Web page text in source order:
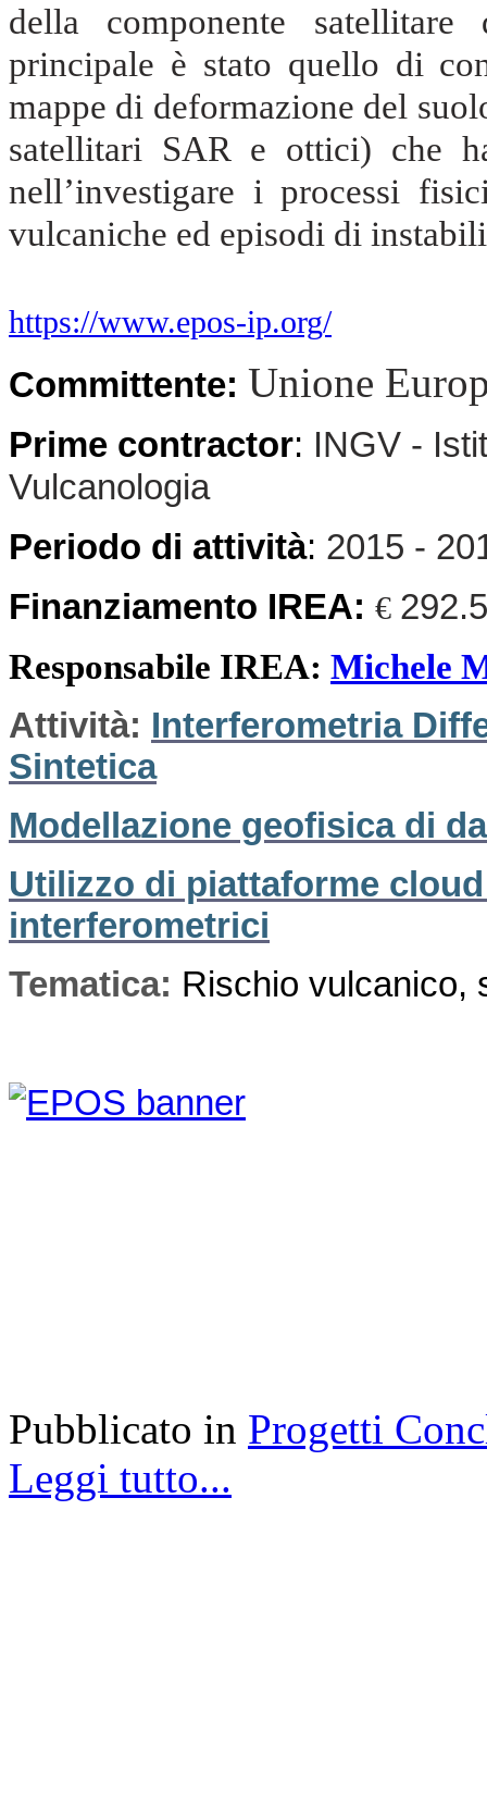
della componente
principale è stato quello di
mappe di deformazione del
satellitari SAR e ottici) che
nell’investigare i processi
vulcaniche ed episodi di
https://www.epos-ip.org/
Committente: Unione
Prime contractor: INGV -
Vulcanologia
Periodo di attività: 2015 -
Finanziamento IREA: €
Responsabile IREA: Michele
Attività: Interferometria
Sintetica
Modellazione geofisica di
Utilizzo di piattaforme
interferometrici
Tematica: Rischio vulcanico,
Pubblicato in Progetti
Leggi tutto...